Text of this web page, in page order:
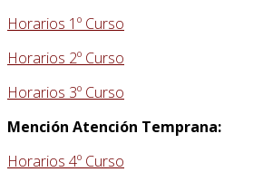
Horarios 1º Curso
Horarios 2º Curso
Horarios 3º Curso
Mención Atención Temprana:
Horarios 4º Curso